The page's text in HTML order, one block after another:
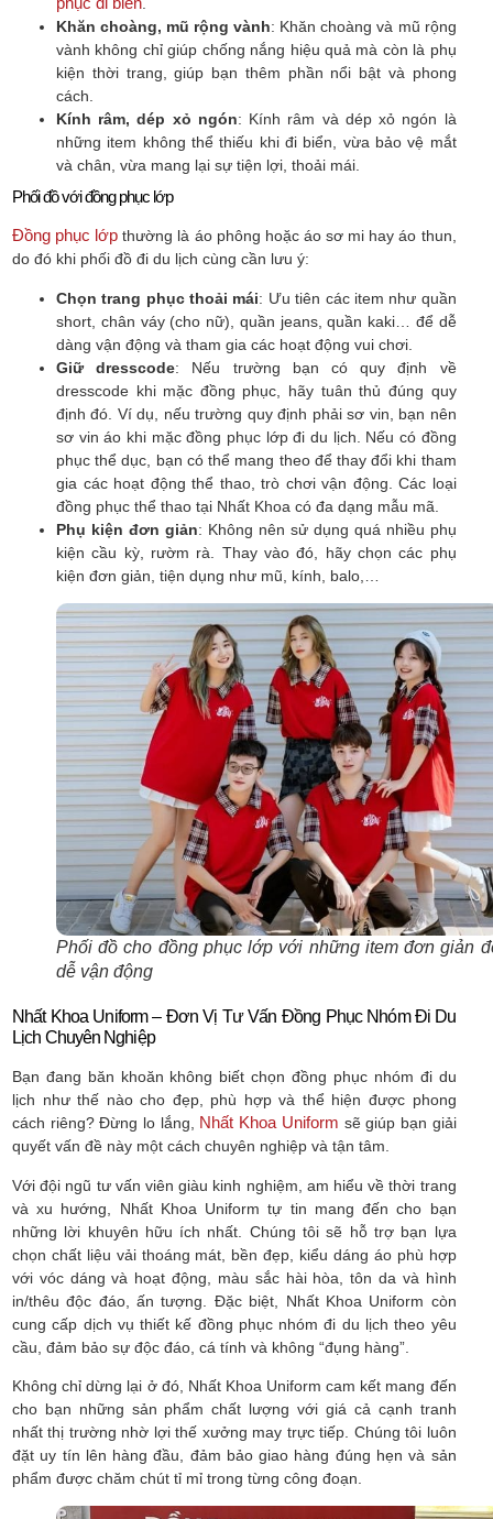
Khăn choàng, mũ rộng vành: Khăn choàng và mũ rộng
vành không chỉ giúp chống nắng hiệu quả mà còn là phụ
kiện thời trang, giúp bạn thêm phần nổi bật và phong
cách.
Kính râm, dép xỏ ngón: Kính râm và dép xỏ ngón là
những item không thể thiếu khi đi biển, vừa bảo vệ mắt
và chân, vừa mang lại sự tiện lợi, thoải mái.
Phối đồ với đồng phục lớp
Đồng phục lớp thường là áo phông hoặc áo sơ mi hay áo thun,
do đó khi phối đồ đi du lịch cùng cần lưu ý:
Chọn trang phục thoải mái: Ưu tiên các item như quần
short, chân váy (cho nữ), quần jeans, quần kaki… để dễ
dàng vận động và tham gia các hoạt động vui chơi.
Giữ dresscode: Nếu trường bạn có quy định về
dresscode khi mặc đồng phục, hãy tuân thủ đúng quy
định đó. Ví dụ, nếu trường quy định phải sơ vin, bạn nên
sơ vin áo khi mặc đồng phục lớp đi du lịch. Nếu có đồng
phục thể dục, bạn có thể mang theo để thay đổi khi tham
gia các hoạt động thể thao, trò chơi vận động. Các loại
đồng phục thể thao tại Nhất Khoa có đa dạng mẫu mã.
Phụ kiện đơn giản: Không nên sử dụng quá nhiều phụ
kiện cầu kỳ, rườm rà. Thay vào đó, hãy chọn các phụ
kiện đơn giản, tiện dụng như mũ, kính, balo,…
Phối đồ cho đồng phục lớp với những item đơn giản
dễ vận động
Nhất Khoa Uniform – Đơn Vị Tư Vấn Đồng Phục Nhóm Đi Du
Lịch Chuyên Nghiệp
Bạn đang băn khoăn không biết chọn đồng phục nhóm đi du
lịch như thế nào cho đẹp, phù hợp và thể hiện được phong
cách riêng? Đừng lo lắng, Nhất Khoa Uniform sẽ giúp bạn giải
quyết vấn đề này một cách chuyên nghiệp và tận tâm.
Với đội ngũ tư vấn viên giàu kinh nghiệm, am hiểu về thời trang
và xu hướng, Nhất Khoa Uniform tự tin mang đến cho bạn
những lời khuyên hữu ích nhất. Chúng tôi sẽ hỗ trợ bạn lựa
chọn chất liệu vải thoáng mát, bền đẹp, kiểu dáng áo phù hợp
với vóc dáng và hoạt động, màu sắc hài hòa, tôn da và hình
in/thêu độc đáo, ấn tượng. Đặc biệt, Nhất Khoa Uniform còn
cung cấp dịch vụ thiết kế đồng phục nhóm đi du lịch theo yêu
cầu, đảm bảo sự độc đáo, cá tính và không “đụng hàng”.
Không chỉ dừng lại ở đó, Nhất Khoa Uniform cam kết mang đến
cho bạn những sản phẩm chất lượng với giá cả cạnh tranh
nhất thị trường nhờ lợi thế xưởng may trực tiếp. Chúng tôi luôn
đặt uy tín lên hàng đầu, đảm bảo giao hàng đúng hẹn và sản
phẩm được chăm chút tỉ mỉ trong từng công đoạn.